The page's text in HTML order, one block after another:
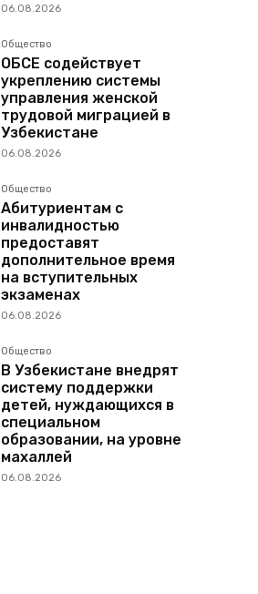
06.08.2026
Общество
ОБСЕ содействует
укреплению системы
управления женской
трудовой миграцией в
Узбекистане
06.08.2026
Общество
Абитуриентам с
инвалидностью
предоставят
дополнительное время
на вступительных
экзаменах
06.08.2026
Общество
В Узбекистане внедрят
систему поддержки
детей, нуждающихся в
специальном
образовании, на уровне
махаллей
06.08.2026